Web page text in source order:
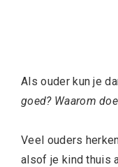
Als ouder kun je
goed? Waarom
Veel ouders
alsof je kind thuis